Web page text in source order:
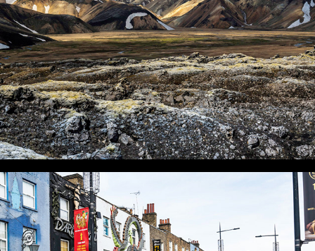
CAMDEN MARKET HORS FOULE